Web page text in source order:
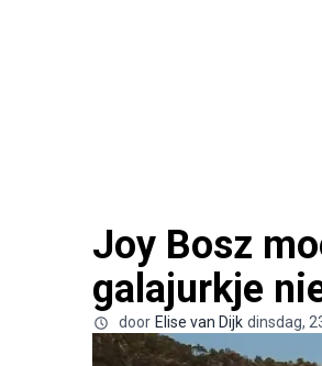
Joy Bosz
galajurkje
door Elise van Dijk dinsdag,